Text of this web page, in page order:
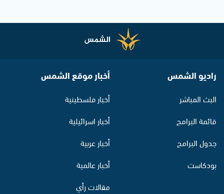
راديو الشمس
البث المباشر
قائمة البرامج
جدول البرامج
بودكاست
أخبار موقع الشمس
أخبار فلسطينية
أخبار اسرائيلية
أخبار عربية
أخبار عالمية
مقالات رأي